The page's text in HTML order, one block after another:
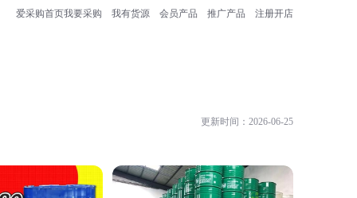
爱采购首页我要采购 我有货源 会员产品 推广产品 注册开店
更新时间：2026-06-25